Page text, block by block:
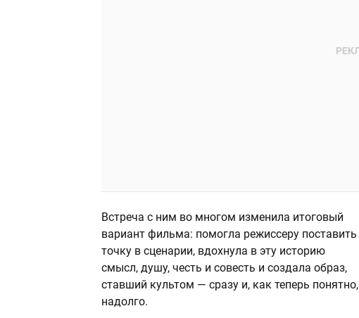
Встреча с ним во многом изменила итоговый
вариант фильма: помогла режиссеру поставить
точку в сценарии, вдохнула в эту историю
смысл, душу, честь и совесть и создала образ,
ставший культом — сразу и, как теперь понятно,
надолго.